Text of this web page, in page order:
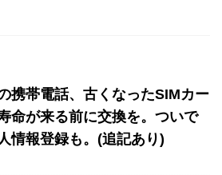
携帯電話、古くなったSIMカー
命が来る前に交換を。ついで
情報登録も。(追記あり)